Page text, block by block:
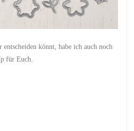
könnt, habe ich auch noch
für Euch.